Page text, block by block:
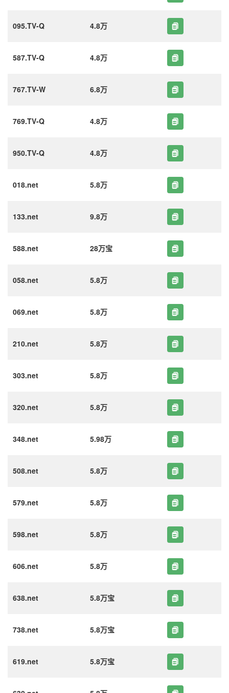
095.TV-Q 4.8万
587.TV-Q 4.8万
767.TV-W 6.8万
769.TV-Q 4.8万
950.TV-Q 4.8万
018.net 5.8万
133.net 9.8万
588.net 28万宝
058.net 5.8万
069.net 5.8万
210.net 5.8万
303.net 5.8万
320.net 5.8万
348.net 5.98万
508.net 5.8万
579.net 5.8万
598.net 5.8万
606.net 5.8万
638.net 5.8万宝
738.net 5.8万宝
619.net 5.8万宝